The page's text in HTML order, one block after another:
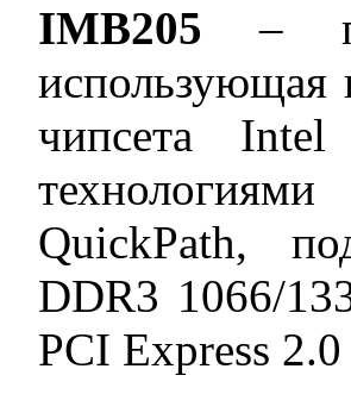
IMB205 –
чипсета
QuickPath,
DDR3 1066/
PCI Express